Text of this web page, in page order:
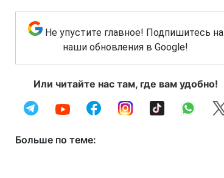
Не упустите главное! Подпишитесь на
наши обновления в Google!
Или читайте нас там, где вам удобно!
Больше по теме: